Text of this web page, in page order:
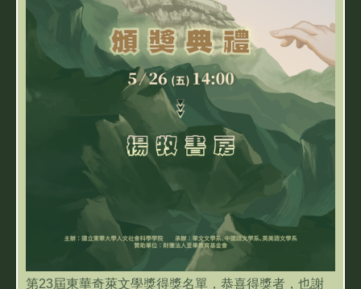
第23屆東華奇萊文學獎得獎名單，恭喜得獎者，也謝